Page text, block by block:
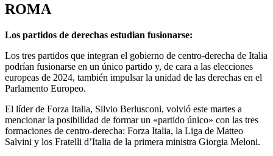
ROMA
Los partidos de derechas estudian fusionarse:
Los tres partidos que integran el gobierno de centro-derecha de Italia
podrían fusionarse en un único partido y, de cara a las elecciones
europeas de 2024, también impulsar la unidad de las derechas en el
Parlamento Europeo.
El líder de Forza Italia, Silvio Berlusconi, volvió este martes a
mencionar la posibilidad de formar un «partido único» con las tres
formaciones de centro-derecha: Forza Italia, la Liga de Matteo
Salvini y los Fratelli d’Italia de la primera ministra Giorgia Meloni.